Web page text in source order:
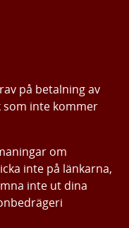
på betalning av
som inte kommer
om
inte på länkarna,
inte ut dina